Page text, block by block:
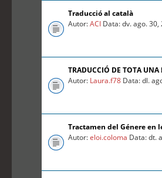
Traducció al català
Autor:ACI Data: dv. ago.
TRADUCCIÓ DE TOTA UNA
Autor: Laura.f78 Data: dl.
Tractamen del Génere en
Autor:eloi.coloma Data: dt.